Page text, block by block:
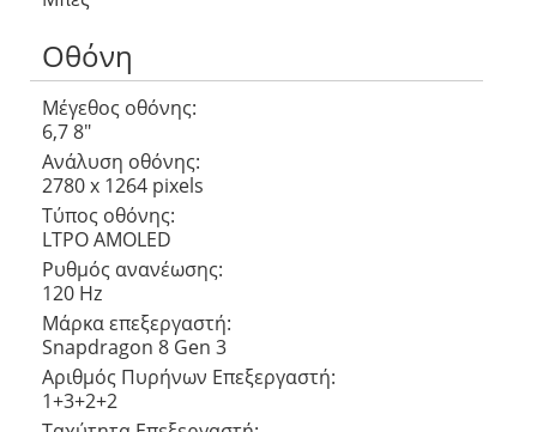
Οθόνη
Μέγεθος οθόνης:
6,7 8″
Ανάλυση οθόνης:
2780 x 1264 pixels
Τύπος οθόνης:
LTPO AMOLED
Ρυθμός ανανέωσης:
120 Hz
Μάρκα επεξεργαστή:
Snapdragon 8 Gen 3
Αριθμός Πυρήνων Eπεξεργαστή:
1+3+2+2